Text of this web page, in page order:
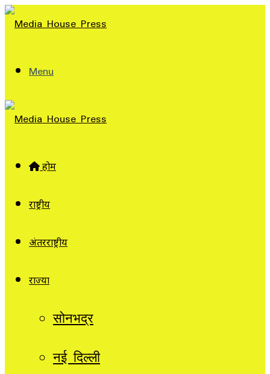
Menu
होम
राष्ट्रीय
अंतरराष्ट्रीय
राज्यों
सोनभद्र
नई दिल्ली